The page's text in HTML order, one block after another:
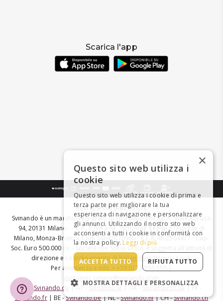
Scarica l'app
BEVI RESPONSABILMENTE
Svinando è un marchio registrato di Giordano Vini S.p.A. Viale Abruzzi
94, 20131 Milano - - C.F., P.IVA e Nr. Iscrizione Registro Imprese di
Milano, Monza-Brianza, Lodi 04642870960 - R.E.A. MI-2564477 - Cap.
Soc. Euro 500.000 i.v. - Società con Socio Unico e soggetta all'attività di
direzione e coordinamento diItalian Wine Brands S.p.A.
Per assistenza e info > +39 0173 550 550 |
customer.service@svinando.com
DE -Svinando.de | AT -Svinando.at | UK - Svinando.co.uk| FR -
Svinando.fr| BE -Svinando.be| NL -Svinando.nl| CH -Svinando.ch
×
Questo sito web utilizza i
cookie
Questo sito web utilizza i cookie di prima e
terza parte per migliorare la tua
esperienza di navigazione e personalizzare
gli annunci. Utilizzando il nostro sito web
acconsenti a tutti i cookie in conformità con
la nostra policy. Leggi di più
ACCETTA TUTTO RIFIUTA TUTTO
MOSTRA DETTAGLI E PERSONALIZZA